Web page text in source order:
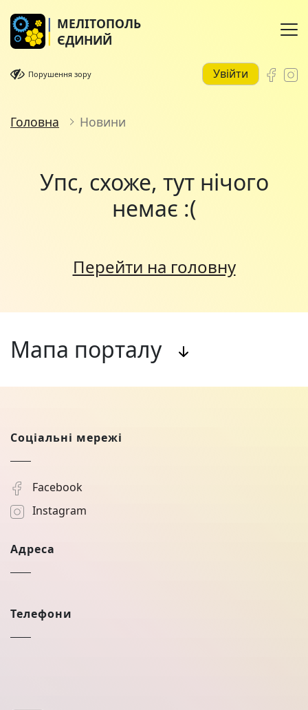
МЕЛІТОПОЛЬ
ЄДИНИЙ
Порушення зору Увійти
Головна Новини
Упс, схоже, тут нічого
немає :(
Перейти на головну
Мапа порталу
Соціальні мережі
Facebook
Instagram
Адреса
Телефони